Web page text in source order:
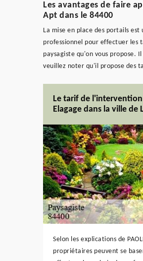
Les avantages de faire
Apt dans le 84400
La mise en place des portails
professionnel pour effectuer les
paysagiste qu'on vous propose.
veuillez noter qu'il propose des
Le tarif de l'intervention
Elagage dans la ville de
Selon les explications de
propriétaires peuvent se